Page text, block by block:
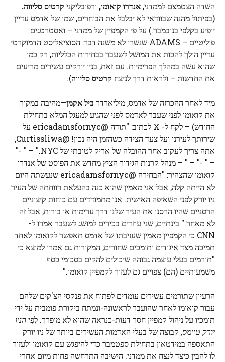
השדה הצטמצם לממדני, אנדרו קואומו, ורפובליקני קרטיס סליווה.
(בפיתול מהנה שבוודאי לא יבלבל את הבוחרים, שמו של אדמס עדיין
יופיע בקלפי בנובמבר.) על פי הקמפיין של ממדני – ואסטרטגים
פוליטיים – ADAMS שנשרו לא משנה דבר: הסוציאליסט הדמוקרטי
עדיין הולך להכות את המושל לשעבר בבחירות הכלליות, רק כמו
שהוא עשה במהלך הפרימיות. עם זאת, בניו יורקים עשירים מריעים
את החדשות – ולראות דרך לניצח קרטיס סליווה).
מיד לאחר ההכרזה של אדמס, מיליארדר ביל אקמן—מהיבה במקור
את קואומו לפני שעבר לאדמס לפני שהגיע למעגל המלא בתחילת
החודש) – לקח ל- X לכתוב: "תודה @ericadamsfornyc על
שירותך לעירנו ועל צעד הצידה כשהזמן היה נכון! @Curtissliwa,
אתה צריך לעקוב אחר ההובלה של אריק לטובתי של NYC." – " -"
– " -" – " – מנהל קרנות הגידור הציץ מחדש את הפוסט של אנדרו
קואומו שהצהיר: "הבחירה @ericadamsfornyc שנעשתה היום
לא הייתה קלה, אבל אני מאמין שהוא כנה בהעלאת רווחתה של העיר
ניו יורק לפני השאיפה האישית. אנו מתמודדים עם כוחות קיצוניים
הרסניים שהיו הרסנו את העיר שלנו דרך ערימות או בורות, אבל זה
לא מאחר." בינתיים, שני עוזרים בכירים למושג לשעבר אמרו ל-
CNN כי הקמפיין מאמין שעזיבתו של אדמס תאפשר לקואומו לאחד
תמיכה מצד איגודים ותומכים שחורים; המקורות גם אמרו למוצא כי
"תורמים בעלי עוצמה גבוהה שיכולים להקים בסכומי כסף
משמעותיים (הם) צפויים גם לעזור לקמפיין קואומו."
הרעיון שתורמים עשירים עומדים לפתוח את פנקסי הצ'קים שלהם
עבור קואומו לאחר שהועבר לראשונה-ונמתח ביקורת פומבית על ידי
תומכיו על ניהול קמפיין חסר דעות-כנראה שהוא לא מופרך. לְפִיהניו
יורק טיימס, קבוצה של בעלי האדמות העשירים ביותר של ניו יורק
התאספה במידטאון בתחילת ספטמבר כדי להיפגש עם קואומו ולעזור
לו להבין כיצד לנצח את ממדני. הישיבה התרחשה פחות מיום אחרי